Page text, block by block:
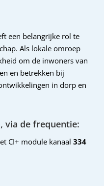
een belangrijke rol te
Als lokale omroep
om de inwoners van
en betrekken bij
in dorp en
via de frequentie:
CI+ module kanaal 334